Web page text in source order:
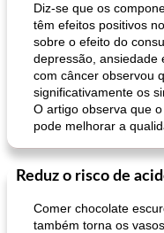
bomba de caramelo
Diz-se que os
têm efeitos positivos
sobre o efeito do
depressão, ansiedade
com câncer observou
significativamente os
O artigo observa que
pode melhorar a
Reduz o risco de
Comer chocolate
também torna os